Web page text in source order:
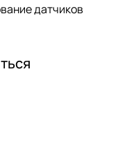
датчиков